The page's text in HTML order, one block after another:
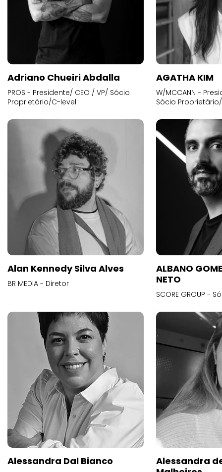
Adriano Chueiri Abdalla
PROS - Presidente/ CEO / VP/ Sócio
Proprietário/C-level
AGATHA KIM
W/MCCANN -
Sócio
Alan Kennedy Silva Alves
BR MEDIA - Diretor
ALBANO
NETO
SCORE GROUP -
Alessandra Dal Bianco
Alessandra